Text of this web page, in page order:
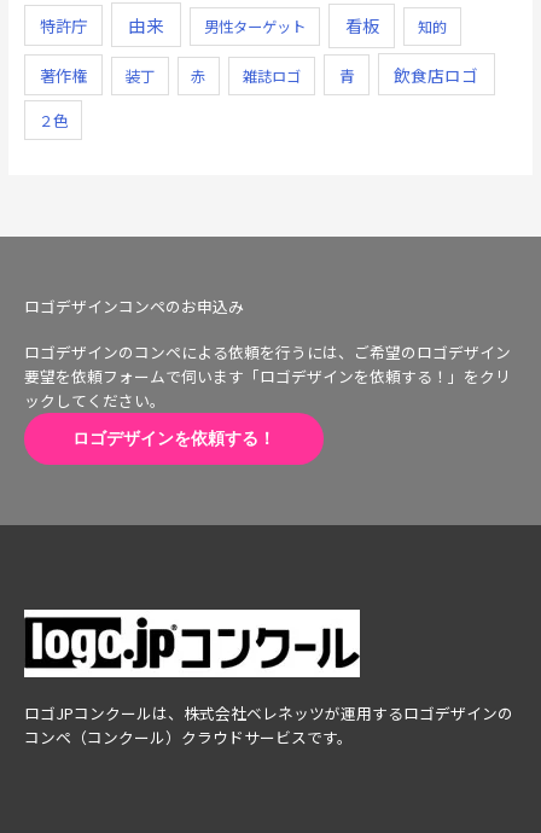
特許庁 由来 男性ターゲット 看板 知的
著作権 装丁 赤 雑誌ロゴ 青 飲食店ロゴ
２色
ロゴデザインコンペのお申込み
ロゴデザインのコンペによる依頼を行うには、ご希望のロゴデザイン
要望を依頼フォームで伺います「ロゴデザインを依頼する！」をクリ
ックしてください。
ロゴデザインを依頼する！
ロゴJPコンクールは、株式会社ベレネッツが運用するロゴデザインの
コンペ（コンクール）クラウドサービスです。